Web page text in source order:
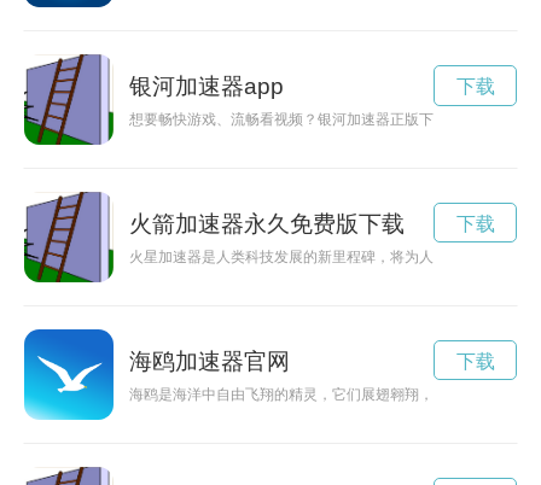
银河加速器app
想要畅快游戏、流畅看视频？银河加速器正版下载为您提供快
下载
火箭加速器永久免费版下载
火星加速器是人类科技发展的新里程碑，将为人类探索外太空
下载
海鸥加速器官网
海鸥是海洋中自由飞翔的精灵，它们展翅翱翔，轻盈自如。现
下载